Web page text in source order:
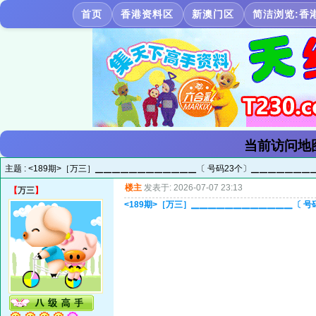
首页 香港资料区 新澳门区 简洁浏览:香
当前访问地
主题 : <189期>［万三］▁▁▁▁▁▁▁▁▁▁▁▁〔 号码23个〕
【万三】 楼主 发表于: 2026-07-07 23:13
<189期>［万三］▁▁▁▁▁▁▁▁▁▁▁▁〔